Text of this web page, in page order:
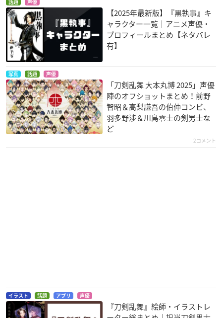
話題 声優
【2025年最新版】『黒執事』キ
ャラクター一覧｜アニメ声優・
プロフィールまとめ【ネタバレ
有】
写真 話題 声優
「刀剣乱舞 大本丸博 2025」声優
陣のオフショットまとめ！前野
智昭＆高梨謙吾の伯仲コンビ、
羽多野渉＆川島零士の剣男士な
ど
2コメント
イラスト 話題 アプリ 声優
『刀剣乱舞』絵師・イラストレ